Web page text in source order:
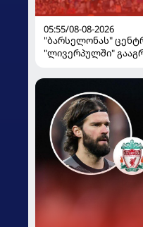
05:55/08-08-2026
"ბარსელონას"
"ლივერპულში"